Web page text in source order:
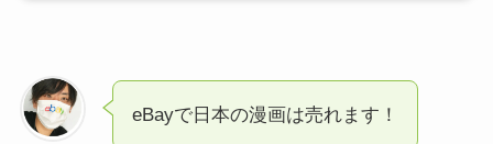
eBayで日本の漫画は売れます！